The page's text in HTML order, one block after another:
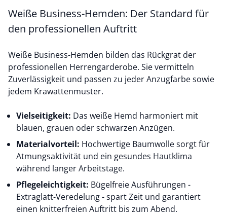
Weiße Business-Hemden: Der Standard für
den professionellen Auftritt
Weiße Business-Hemden bilden das Rückgrat der
professionellen Herrengarderobe. Sie vermitteln
Zuverlässigkeit und passen zu jeder Anzugfarbe sowie
jedem Krawattenmuster.
Vielseitigkeit: Das weiße Hemd harmoniert mit
blauen, grauen oder schwarzen Anzügen.
Materialvorteil: Hochwertige Baumwolle sorgt für
Atmungsaktivität und ein gesundes Hautklima
während langer Arbeitstage.
Pflegeleichtigkeit: Bügelfreie Ausführungen -
Extraglatt-Veredelung- spart Zeit und garantiert
einen knitterfreien Auftritt bis zum Abend.